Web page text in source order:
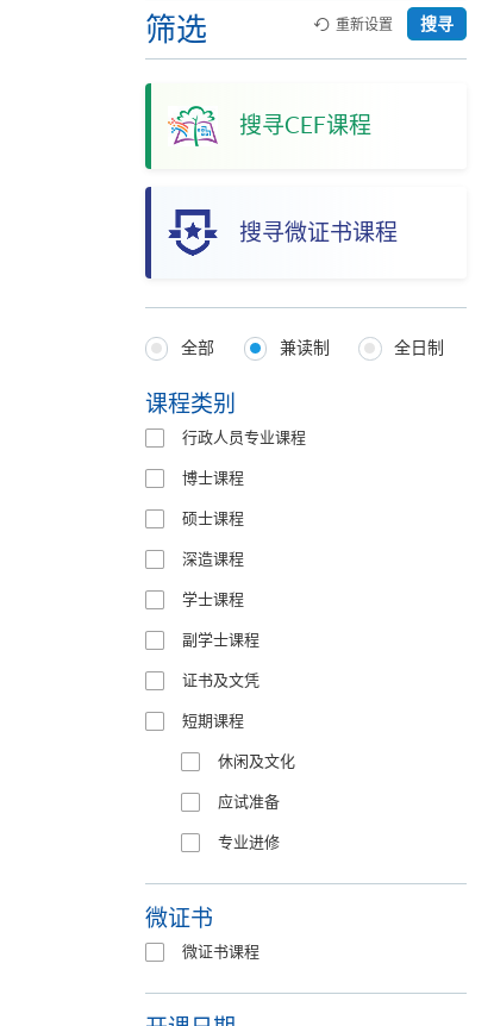
筛选
搜寻CEF课程
搜寻微证书课程
重新设置 搜寻
Programmes
Type
全部 兼读制 全日制
课程类别
行政人员专业课程
博士课程
硕士课程
深造课程
学士课程
副学士课程
证书及文凭
短期课程
休闲及文化
应试准备
专业进修
微证书
微证书课程